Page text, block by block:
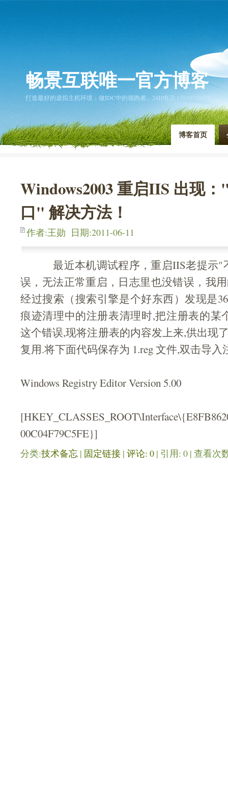
畅景互联唯一官方博客
打造最好的虚拟主机环境；做IDC中的领跑者... 24H电话:15810326078
博客首页
Windows2003 重启IIS 出现
口" 解决方法！
作者:王勋 日期:2011-06-11
最近本机调试程序，重启IIS老提示"
误，无法正常重启，日志里也没错误，我
经过搜索（搜索引擎是个好东西）发现是
痕迹清理中的注册表清理时,把注册表的某
这个错误,现将注册表的内容发上来,供出现
复用.将下面代码保存为 1.reg 文件,双击导入
Windows Registry Editor Version 5.00
00C04F79C5FE}]
分类:技术备忘 | 固定链接 | 评论: 0 | 引用: 0 | 查看次